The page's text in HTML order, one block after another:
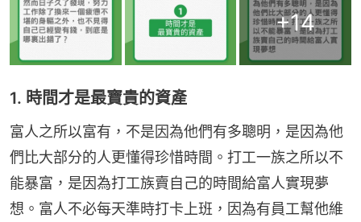
+14
1. 時間才是最寶貴的資產
富人之所以富有，不是因為他們有多聰明，是因為他
們比大部分的人更懂得珍惜時間。打工一族之所以不
能暴富，是因為打工族賣自己的時間給富人實現夢
想。富人不必每天準時打卡上班，因為有員工幫他維